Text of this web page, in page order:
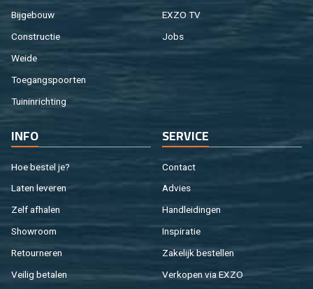
Bij­ge­bouw
Con­struc­tie
Weide
Toe­gangs­poor­ten
Tuin­in­rich­ting
EXZO TV
Jobs
INFO
Hoe be­stel je?
Laten le­ve­ren
Zelf af­ha­len
Show­room
Re­tour­ne­ren
Vei­lig be­ta­len
SER­VI­CE
Con­tact
Ad­vies
Hand­lei­din­gen
In­spi­ra­tie
Za­ke­lijk be­stel­len
Ver­ko­pen via EXZO